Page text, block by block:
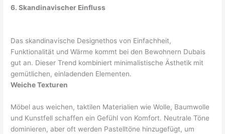
6. Skandinavischer Einfluss
Das skandinavische Designethos von Einfachheit,
Funktionalität und Wärme kommt bei den Bewohnern Dubais
gut an. Dieser Trend kombiniert minimalistische Ästhetik mit
gemütlichen, einladenden Elementen.
Weiche Texturen
Möbel aus weichen, taktilen Materialien wie Wolle, Baumwolle
und Kunstfell schaffen ein Gefühl von Komfort. Neutrale Töne
dominieren, aber oft werden Pastelltöne hinzugefügt, um